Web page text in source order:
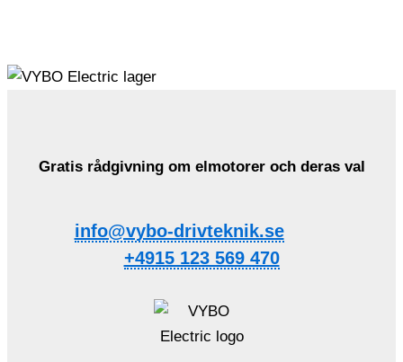
Gratis rådgivning om elmotorer och deras val
info@vybo-drivteknik.se
+4915 123 569 470